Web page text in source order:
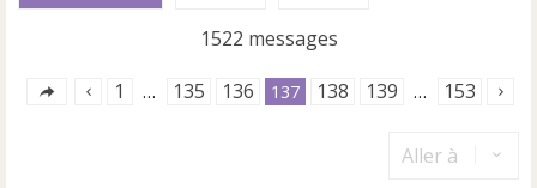
1522 messages
1 … 135 136 137 138 139 … 153
Aller à